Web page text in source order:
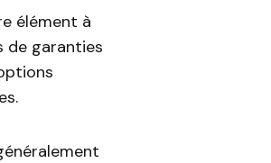
élément à
de garanties